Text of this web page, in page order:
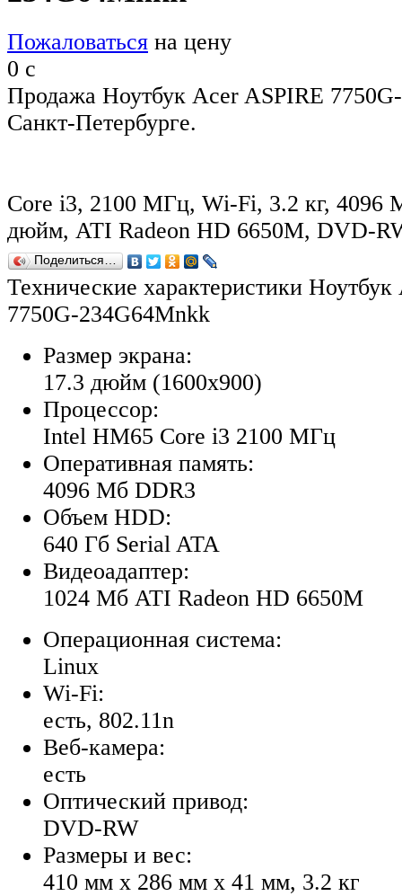
Пожаловаться на цену
0 c
Продажа Ноутбук Acer ASPIRE
Санкт-Петербурге.
Core i3, 2100 МГц, Wi-Fi, 3.2 кг, 4096
дюйм, ATI Radeon HD 6650M, DVD-
Поделиться…
Технические характеристики
7750G-234G64Mnkk
Размер экрана:
17.3 дюйм (1600x900)
Процессор:
Intel HM65 Core i3 2100 МГц
Оперативная память:
4096 Мб DDR3
Объем HDD:
640 Гб Serial ATA
Видеоадаптер:
1024 Мб ATI Radeon HD 6650M
Операционная система:
Linux
Wi-Fi:
есть, 802.11n
Веб-камера:
есть
Оптический привод:
DVD-RW
Размеры и вес:
410 мм x 286 мм x 41 мм, 3.2 кг